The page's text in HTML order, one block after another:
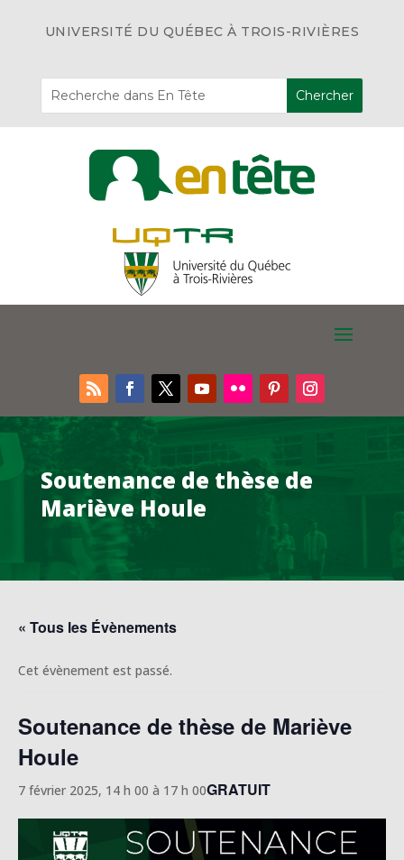
UNIVERSITÉ DU QUÉBEC À TROIS-RIVIÈRES
Soutenance de thèse de
Mariève Houle
« Tous les Évènements
Cet évènement est passé.
Soutenance de thèse de Mariève
Houle
7 février 2025, 14 h 00 à 17 h 00GRATUIT